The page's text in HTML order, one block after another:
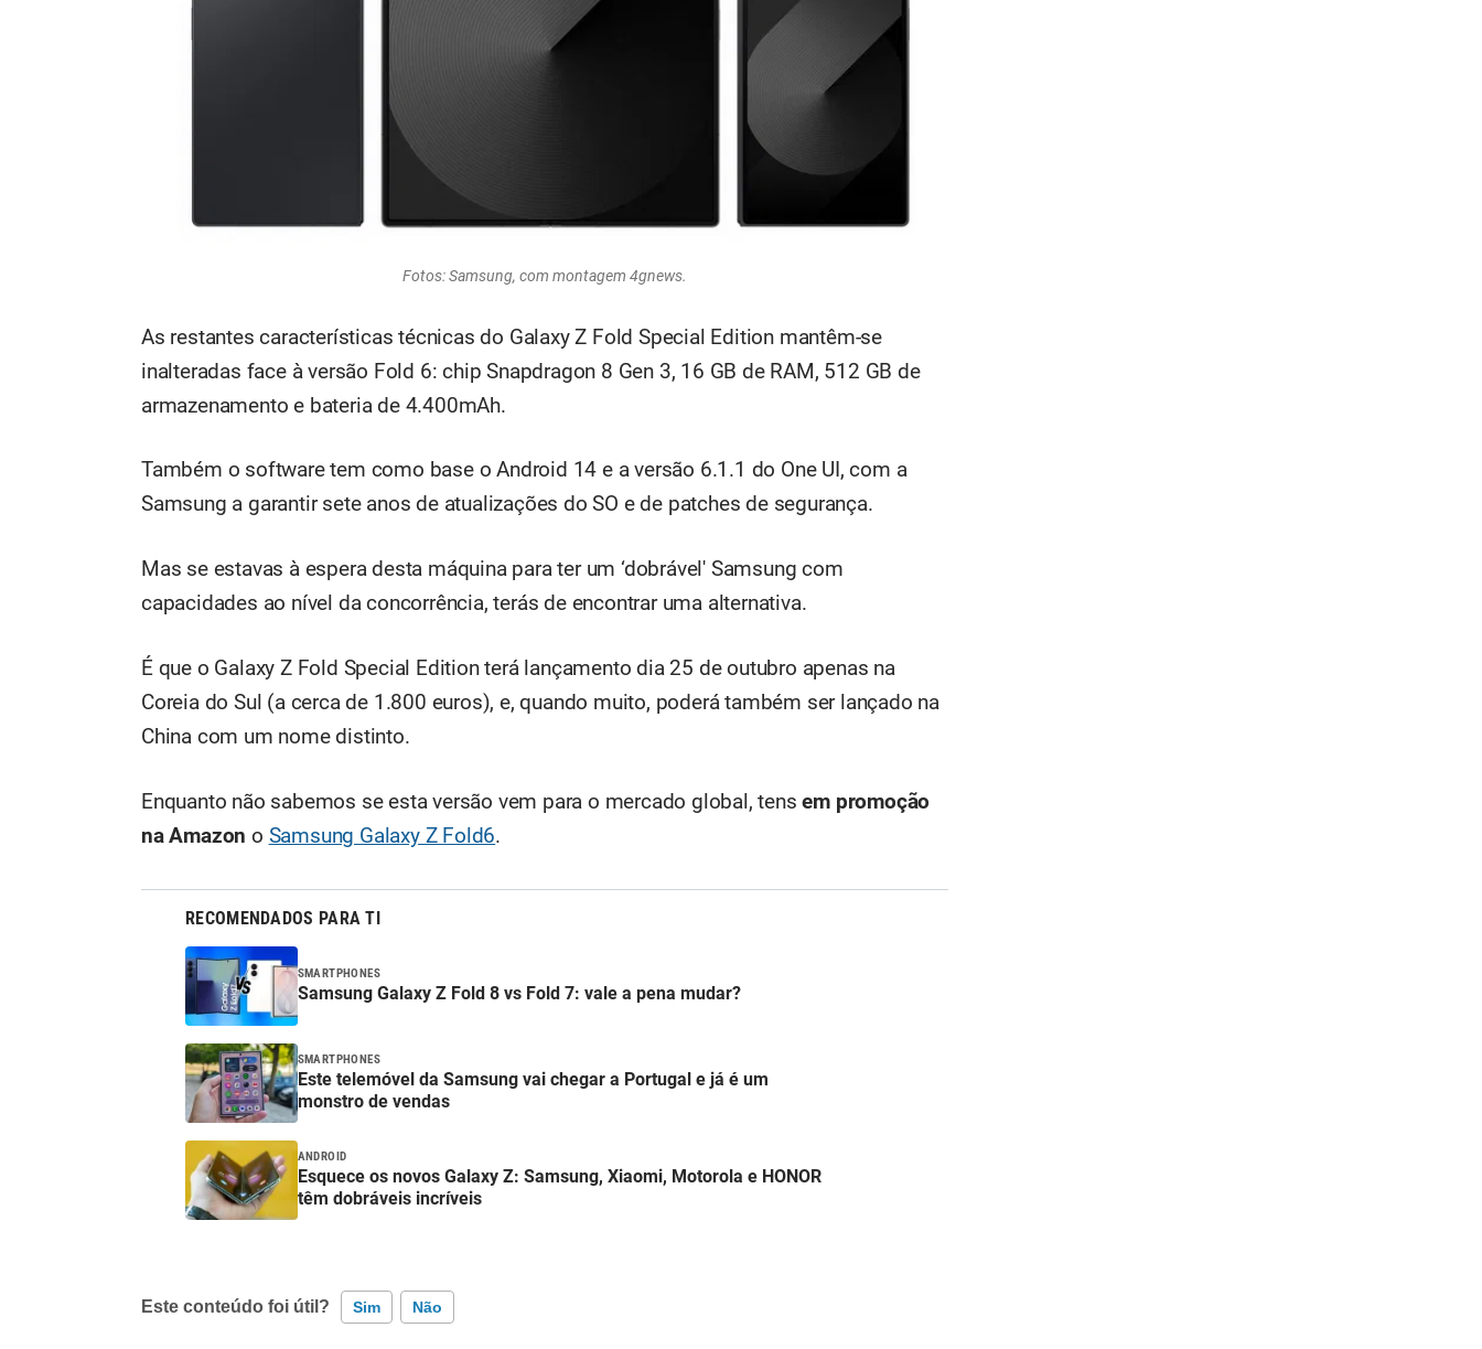
Fotos: Samsung, com montagem 4gnews.
As restantes características técnicas do Galaxy Z Fold Special Edition mantêm-se
inalteradas face à versão Fold 6: chip Snapdragon 8 Gen 3, 16 GB de RAM, 512 GB de
armazenamento e bateria de 4.400mAh.
Também o software tem como base o Android 14 e a versão 6.1.1 do One UI, com a
Samsung a garantir sete anos de atualizações do SO e de patches de segurança.
Mas se estavas à espera desta máquina para ter um ‘dobrável' Samsung com
capacidades ao nível da concorrência, terás de encontrar uma alternativa.
É que o Galaxy Z Fold Special Edition terá lançamento dia 25 de outubro apenas na
Coreia do Sul (a cerca de 1.800 euros), e, quando muito, poderá também ser lançado na
China com um nome distinto.
Enquanto não sabemos se esta versão vem para o mercado global, tensem promoção
na Amazono Samsung Galaxy Z Fold6.
RECOMENDADOS PARA TI
SMARTPHONES
Samsung Galaxy Z Fold 8 vs Fold 7: vale a pena mudar?
SMARTPHONES
Este telemóvel da Samsung vai chegar a Portugal e já é um
monstro de vendas
ANDROID
Esquece os novos Galaxy Z: Samsung, Xiaomi, Motorola e HONOR
têm dobráveis incríveis
Este conteúdo foi útil? Sim Não